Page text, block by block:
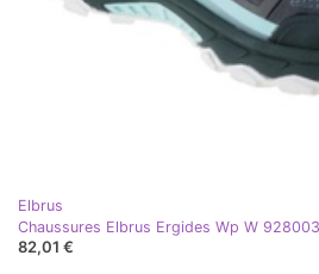
Elbrus
Chaussures Elbrus Ergides Wp W
82,01 €